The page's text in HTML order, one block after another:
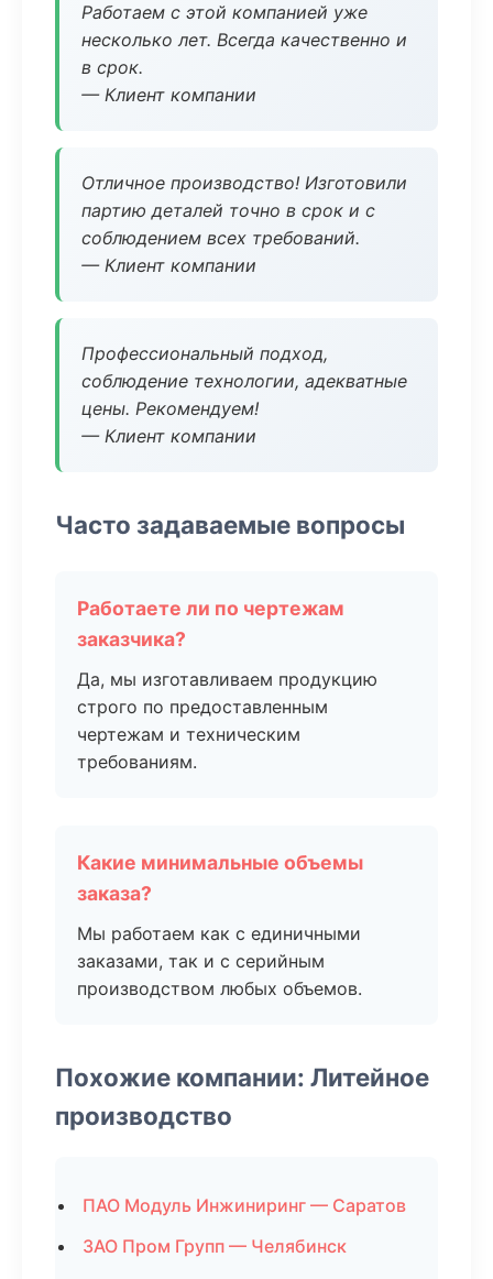
Работаем с этой компанией уже
несколько лет. Всегда качественно и
в срок.
— Клиент компании
Отличное производство! Изготовили
партию деталей точно в срок и с
соблюдением всех требований.
— Клиент компании
Профессиональный подход,
соблюдение технологии, адекватные
цены. Рекомендуем!
— Клиент компании
Часто задаваемые вопросы
Работаете ли по чертежам
заказчика?
Да, мы изготавливаем продукцию
строго по предоставленным
чертежам и техническим
требованиям.
Какие минимальные объемы
заказа?
Мы работаем как с единичными
заказами, так и с серийным
производством любых объемов.
Похожие компании: Литейное
производство
ПАО Модуль Инжиниринг — Саратов
ЗАО Пром Групп — Челябинск